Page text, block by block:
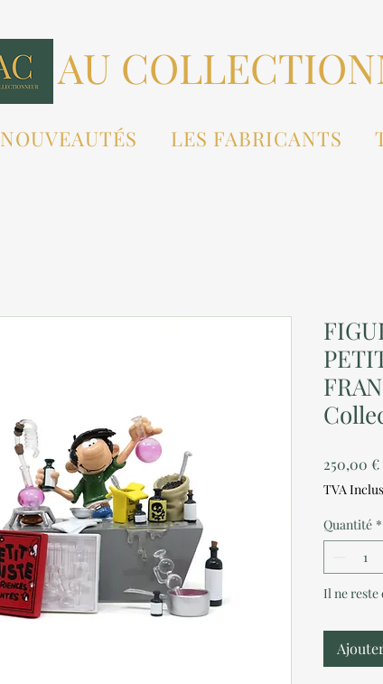
AU
NOUVEAUTÉS LES FABRICANTS
250,00 €
TVA
Quantité *
Il ne reste